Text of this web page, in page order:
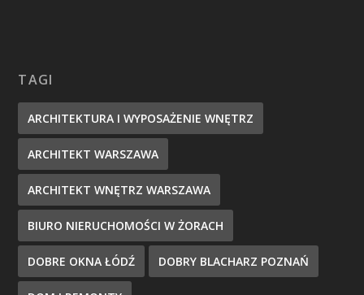
TAGI
ARCHITEKTURA I WYPOSAŻENIE WNĘTRZ
ARCHITEKT WARSZAWA
ARCHITEKT WNĘTRZ WARSZAWA
BIURO NIERUCHOMOŚCI W ŻORACH
DOBRE OKNA ŁÓDŹ DOBRY BLACHARZ POZNAŃ